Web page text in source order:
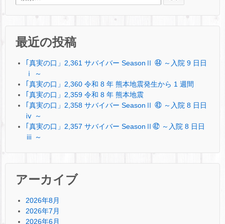
最近の投稿
｢真実の口」2,361 サバイバー SeasonⅡ ㊹ ～入院 9 日日
ⅰ ～
｢真実の口」2,360 令和 8 年 熊本地震発生から 1 週間
｢真実の口」2,359 令和 8 年 熊本地震
｢真実の口」2,358 サバイバー SeasonⅡ ㊸ ～入院 8 日日
ⅳ ～
｢真実の口」2,357 サバイバー SeasonⅡ㊷ ～入院 8 日日
ⅲ ～
アーカイブ
2026年8月
2026年7月
2026年6月